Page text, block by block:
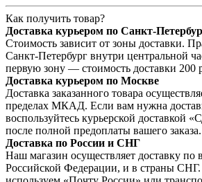
Как получить товар?
Доставка курьером по Санкт-
Стоимость зависит от зоны доставки.
Санкт-Петербург внутри центральной
первую зону — стоимость доставки 200
Доставка курьером по Москве
Доставка заказанного товара
пределах МКАД. Если вам нужна
воспользуйтесь курьерской доставкой
после полной предоплаты вашего заказа.
Доставка по России и СНГ
Наш магазин осуществляет доставку по
Российской Федерации, и в страны